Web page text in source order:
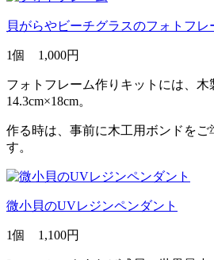
貝がらやビーチグラスのフォトフレ
1個 1,000円
フォトフレーム作りキットには、
14.3cm×18cm。
作る時は、事前に木工用ボンドを
す。
微小貝のUVレジンペンダント
1個 1,100円